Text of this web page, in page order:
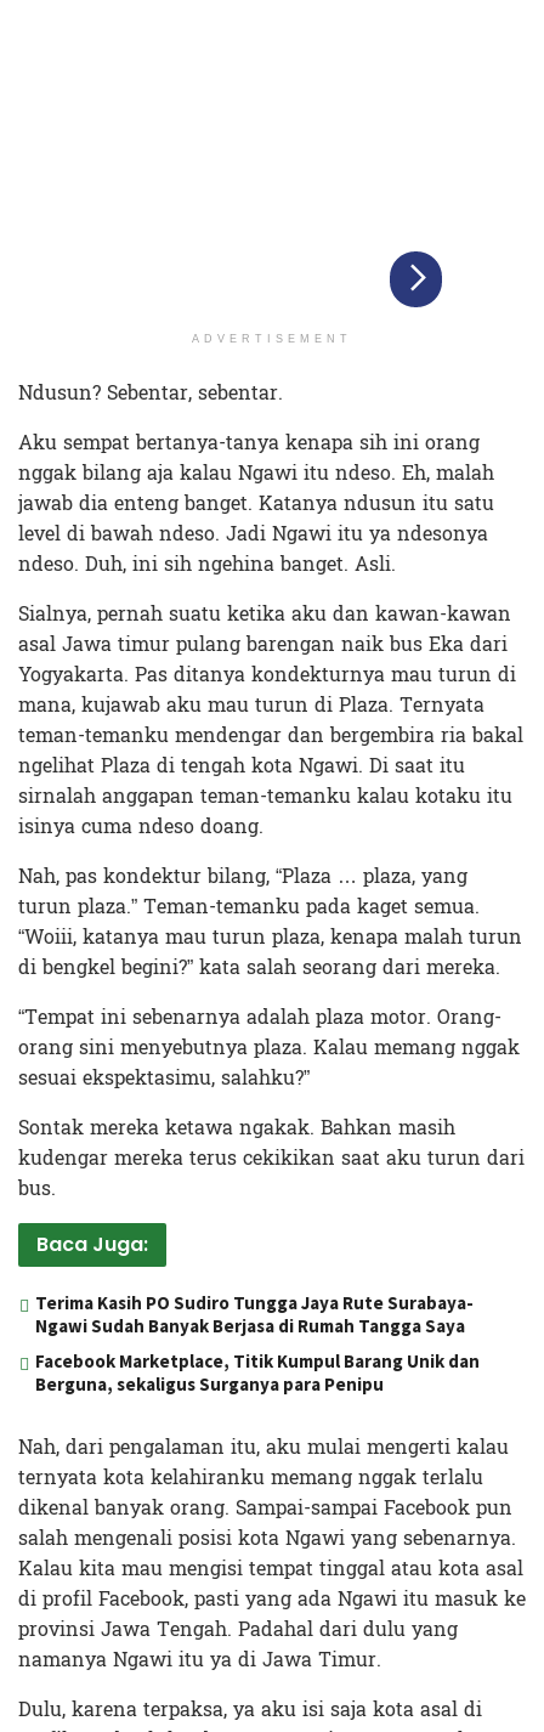
ADVERTISEMENT
Ndusun? Sebentar, sebentar.
Aku sempat bertanya-tanya kenapa sih ini orang
nggak bilang aja kalau Ngawi itu ndeso. Eh, malah
jawab dia enteng banget. Katanya ndusun itu satu
level di bawah ndeso. Jadi Ngawi itu ya ndesonya
ndeso. Duh, ini sih ngehina banget. Asli.
Sialnya, pernah suatu ketika aku dan kawan-kawan
asal Jawa timur pulang barengan naik bus Eka dari
Yogyakarta. Pas ditanya kondekturnya mau turun di
mana, kujawab aku mau turun di Plaza. Ternyata
teman-temanku mendengar dan bergembira ria bakal
ngelihat Plaza di tengah kota Ngawi. Di saat itu
sirnalah anggapan teman-temanku kalau kotaku itu
isinya cuma ndeso doang.
Nah, pas kondektur bilang, “Plaza … plaza, yang
turun plaza.” Teman-temanku pada kaget semua.
“Woiii, katanya mau turun plaza, kenapa malah turun
di bengkel begini?” kata salah seorang dari mereka.
“Tempat ini sebenarnya adalah plaza motor. Orang-
orang sini menyebutnya plaza. Kalau memang nggak
sesuai ekspektasimu, salahku?”
Sontak mereka ketawa ngakak. Bahkan masih
kudengar mereka terus cekikikan saat aku turun dari
bus.
Baca Juga:
Terima Kasih PO Sudiro Tungga Jaya Rute Surabaya-
Ngawi Sudah Banyak Berjasa di Rumah Tangga Saya
Facebook Marketplace, Titik Kumpul Barang Unik dan
Berguna, sekaligus Surganya para Penipu
Nah, dari pengalaman itu, aku mulai mengerti kalau
ternyata kota kelahiranku memang nggak terlalu
dikenal banyak orang. Sampai-sampai Facebook pun
salah mengenali posisi kota Ngawi yang sebenarnya.
Kalau kita mau mengisi tempat tinggal atau kota asal
di profil Facebook, pasti yang ada Ngawi itu masuk ke
provinsi Jawa Tengah. Padahal dari dulu yang
namanya Ngawi itu ya di Jawa Timur.
Dulu, karena terpaksa, ya aku isi saja kota asal di